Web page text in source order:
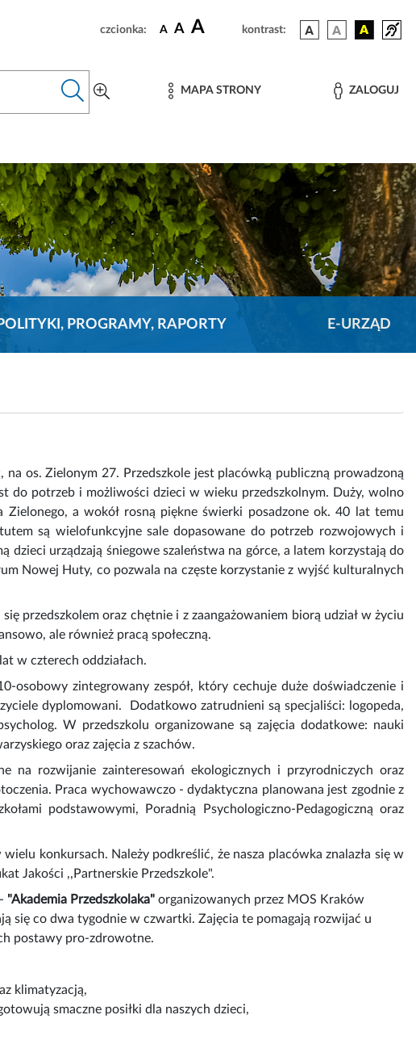
czcionka: A A A kontrast:
MAPA STRONY ZALOGUJ
PROGRAMY, RAPORTY E-URZĄD
na os. Zielonym 27. Przedszkole jest placówką publiczną prowadzoną
do potrzeb i możliwości dzieci w wieku przedszkolnym. Duży, wolno
a wokół rosną piękne świerki posadzone ok. 40 lat temu
są wielofunkcyjne sale dopasowane do potrzeb rozwojowych i
dzieci urządzają śniegowe szaleństwa na górce, a latem korzystają do
Nowej Huty, co pozwala na częste korzystanie z wyjść kulturalnych
przedszkolem oraz chętnie i z zaangażowaniem biorą udział w życiu
ale również pracą społeczną.
w czterech oddziałach.
zintegrowany zespół, który cechuje duże doświadczenie i
dyplomowani. Dodatkowo zatrudnieni są specjaliści: logopeda,
W przedszkolu organizowane są zajęcia dodatkowe: nauki
oraz zajęcia z szachów.
na rozwijanie zainteresowań ekologicznych i przyrodniczych oraz
Praca wychowawczo - dydaktyczna planowana jest zgodnie z
podstawowymi, Poradnią Psychologiczno-Pedagogiczną oraz
konkursach. Należy podkreślić, że nasza placówka znalazła się w
Jakości ,,Partnerskie Przedszkole".
"Akademia Przedszkolaka" organizowanych przez MOS Kraków
się co dwa tygodnie w czwartki. Zajęcia te pomagają rozwijać u
postawy pro-zdrowotne.
klimatyzacją,
smaczne posiłki dla naszych dzieci,